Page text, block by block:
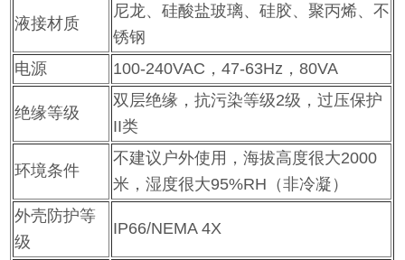
液接材质
尼龙、硅酸盐玻璃、硅胶、聚丙烯、不
锈钢
电源
100-240VAC，47-63Hz，80VA
绝缘等级
双层绝缘，抗污染等级2级，过压保护
II类
环境条件
不建议户外使用，海拔高度很大2000
米，湿度很大95%RH（非冷凝）
外壳防护等
级
IP66/NEMA 4X